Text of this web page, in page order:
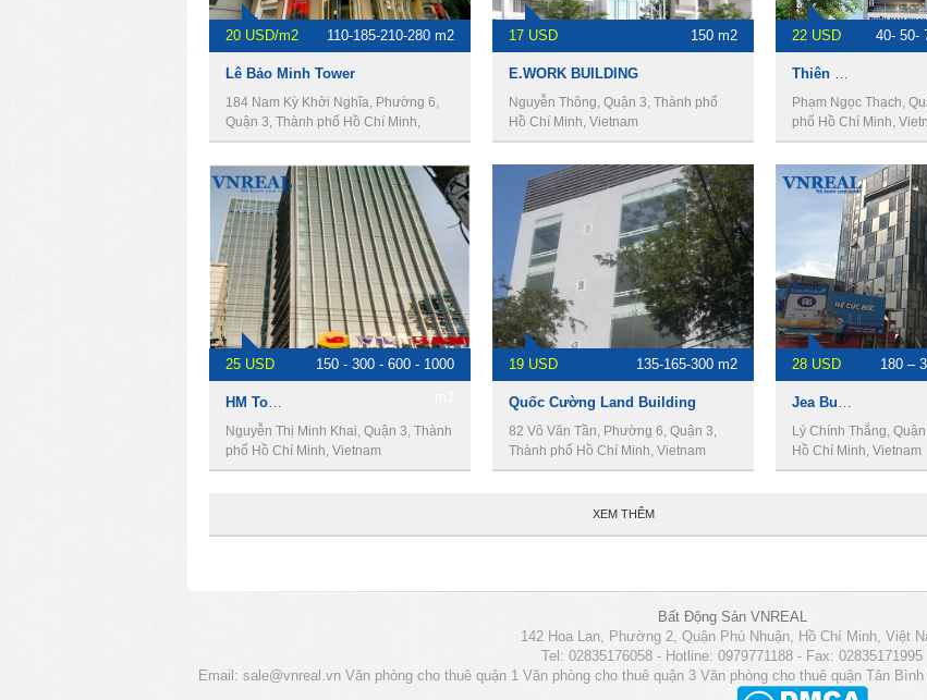
20 USD/m2 110-185-210-280 m2
Lê Bảo Minh Tower
184 Nam Kỳ Khởi Nghĩa, Phường 6,
Quận 3, Thành phố Hồ Chí Minh,
Vietnam
17 USD 150 m2
E.WORK BUILDING
Nguyễn Thông, Quận 3, Thành phố
Hồ Chí Minh, Vietnam
22 USD
40- 50-
Thiên Nam Building
Phạm Ngọc Thạch,
phố Hồ Chí Minh,
25 USD
150 - 300 - 600 - 1000
HM Tower, Cho thuê văn phòng quận 3
Nguyễn Thị Minh Khai, Quận 3, Thành
phố Hồ Chí Minh, Vietnam
19 USD 135-165-300 m2
Quốc Cường Land Building
82 Võ Văn Tần, Phường 6, Quận 3,
Thành phố Hồ Chí Minh, Vietnam
28 USD
180 –
Jea Building, cho thuê văn phòng Quận 3
Lý Chính Thắng,
Hồ Chí Minh, Vietnam
XEM THÊM
Bất Động Sản VNREAL
142 Hoa Lan, Phường 2, Quận Phú Nhuận, Hồ Chí Minh, Việt
Tel: 02835176058 - Hotline: 0979771188 - Fax: 02835171995
Email: sale@vnreal.vn Văn phòng cho thuê quận 1 Văn phòng cho thuê quận 3 Văn phòng cho thuê quận Tân Bình